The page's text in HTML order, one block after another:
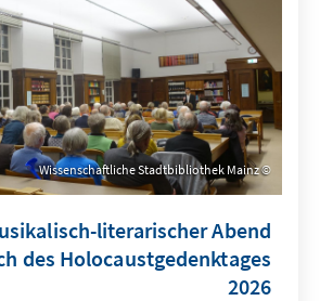
Wissenschaftliche Stadtbibliothek Mainz
literarischer Abend
des Holocaustgedenktages
2026